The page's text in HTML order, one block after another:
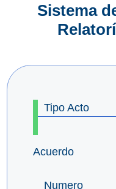
Sistema
Tipo Acto
Acuerdo
Numero